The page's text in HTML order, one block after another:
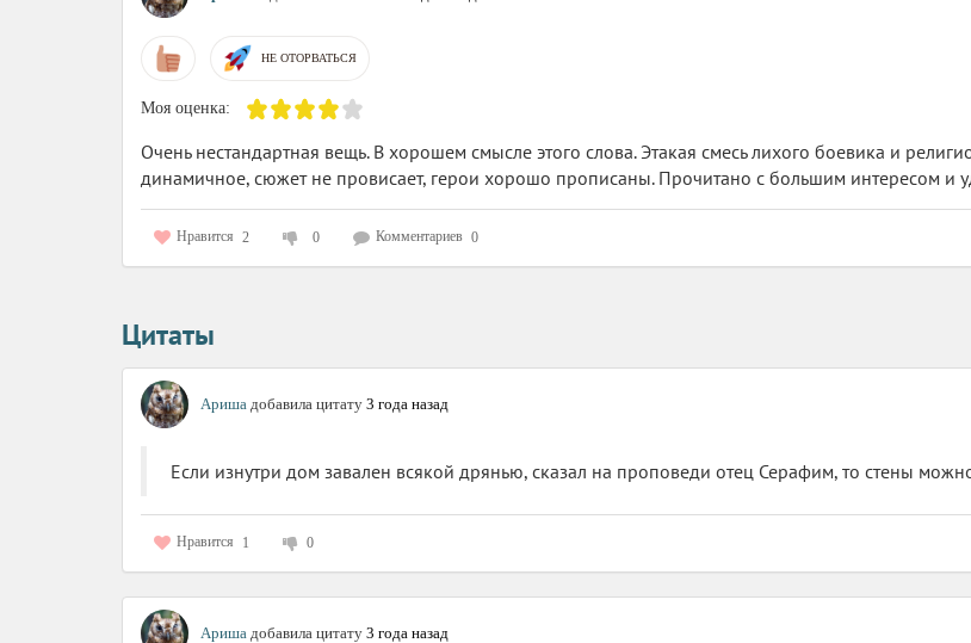
НЕ ОТОРВАТЬСЯ
Моя оценка:
Очень нестандартная вещь. В хорошем смысле этого слова. Этакая смесь лихого боевика и
динамичное, сюжет не провисает, герои хорошо прописаны. Прочитано с большим интересом и
Нравится 2 0 Комментариев 0
Цитаты
Ариша добавила цитату 3 года назад
Если изнутри дом завален всякой дрянью, сказал на проповеди отец Серафим, то стены
Нравится 1 0
Ариша добавила цитату 3 года назад